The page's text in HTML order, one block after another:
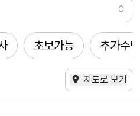
초보가능 추가수당
지도로 보기